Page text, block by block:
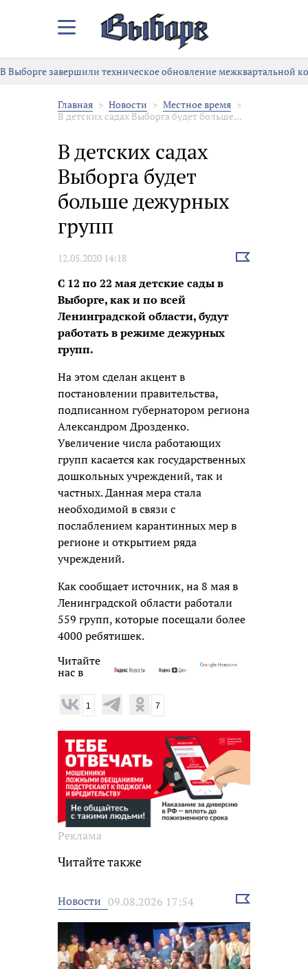
Закрыть/
меню
В Выборге завершили техническое обновление межквартальной
Главная Новости
Местное время
В детских садах Выборга будет больше...
В детских садах
Выборга будет
больше дежурных
групп
12.05.2020 14:18
Выбрать
С 12 по 22 мая детские сады в
Выборге, как и по всей
Ленинградской области, будут
работать в режиме дежурных
групп.
На этом сделан акцент в
постановлении правительства,
подписанном губернатором региона
Александром Дрозденко.
Увеличение числа работающих
групп касается как государственных
дошкольных учреждений, так и
частных. Данная мера стала
необходимой в связи с
послаблением карантинных мер в
регионе и открытием ряда
учреждений.
Как сообщает источник, на 8 мая в
Ленинградской области работали
559 групп, которые посещали более
4000 ребятишек.
Читайте
нас в
1 7
Реклама
Читайте также
Новости 09.08.2026 17:54
Выбрать